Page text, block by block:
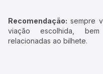
Recomendação: sempre
viação escolhida,
relacionadas ao bilhete.